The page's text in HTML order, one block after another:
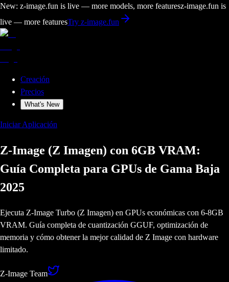
New: z-image.fun is live — more models, more featuresz-image.fun is
live — more featuresTry z-image.fun
Creación
Precios
What's New
Iniciar Aplicación
Z-Image (Z Imagen) con 6GB VRAM:
Guía Completa para GPUs de Gama Baja
2025
Ejecuta Z-Image Turbo (Z Imagen) en GPUs económicas con 6-8GB
VRAM. Guía completa de cuantización GGUF, optimización de
memoria y cómo obtener la mejor calidad de Z Image con hardware
limitado.
Z-Image Team